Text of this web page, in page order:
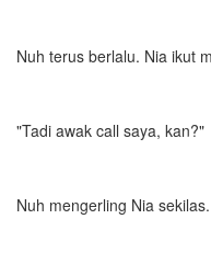
Nuh terus berlalu. Nia ikut
"Tadi awak call saya, kan?"
Nuh mengerling Nia sekilas.